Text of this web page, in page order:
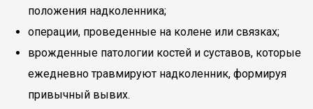
положения надколенника;
операции, проведенные на колене или связках;
врожденные патологии костей и суставов, которые
ежедневно травмируют надколенник, формируя
привычный вывих.